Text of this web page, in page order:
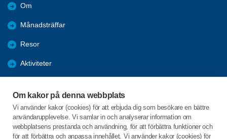
Om kakor på denna webbplats
Vi använder kakor (cookies) för att erbjuda dig som besökare en bättre
användarupplevelse. Vi samlar in och analyserar information om
webbplatsens prestanda och användning, för att förbättra funktioner och
för att förbättra och anpassa innehållet. Vi använder kakor (cookies) för
Om
Månadsträffar
Resor
Aktiviteter
Almanacka 2026
Bli medlem